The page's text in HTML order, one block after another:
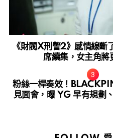
《財閥X刑警2》感情線斷
席續集，女主角將
粉絲一桿奏效！
見面會，曝 YG 早有規劃